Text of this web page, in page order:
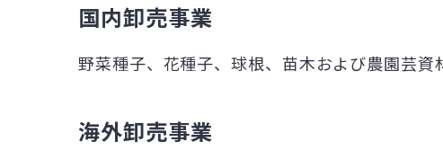
国内卸売事業
野菜種子、花種子、球根、苗木および農園芸資
海外卸売事業